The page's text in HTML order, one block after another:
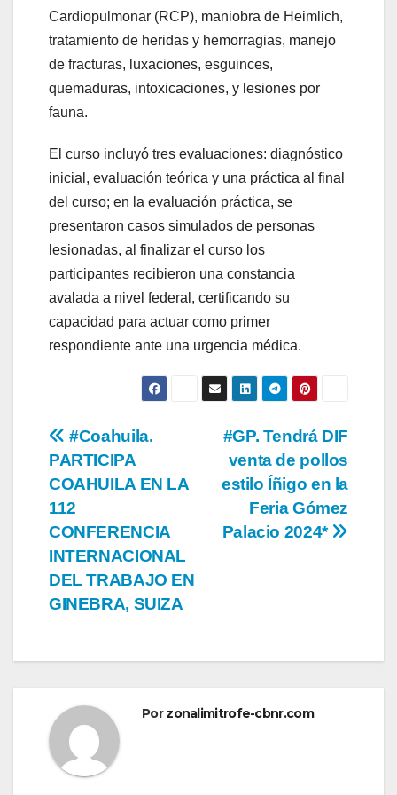
Cardiopulmonar (RCP), maniobra de Heimlich,
tratamiento de heridas y hemorragias, manejo
de fracturas, luxaciones, esguinces,
quemaduras, intoxicaciones, y lesiones por
fauna.
El curso incluyó tres evaluaciones: diagnóstico
inicial, evaluación teórica y una práctica al final
del curso; en la evaluación práctica, se
presentaron casos simulados de personas
lesionadas, al finalizar el curso los
participantes recibieron una constancia
avalada a nivel federal, certificando su
capacidad para actuar como primer
respondiente ante una urgencia médica.
Navegación
de
entradas
#GP. Tendrá DIF
venta de pollos
estilo Íñigo en la
Feria Gómez
Palacio 2024*
#Coahuila.
PARTICIPA
COAHUILA EN LA
112
CONFERENCIA
INTERNACIONAL
DEL TRABAJO EN
GINEBRA, SUIZA
Porzonalimitrofe-cbnr.com